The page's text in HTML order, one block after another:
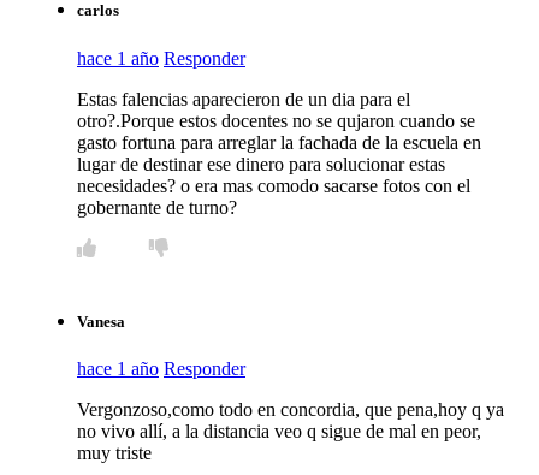
carlos
hace 1 año Responder
Estas falencias aparecieron de un dia para el
otro?.Porque estos docentes no se qujaron cuando se
gasto fortuna para arreglar la fachada de la escuela en
lugar de destinar ese dinero para solucionar estas
necesidades? o era mas comodo sacarse fotos con el
gobernante de turno?
Vanesa
hace 1 año Responder
Vergonzoso,como todo en concordia, que pena,hoy q ya
no vivo allí, a la distancia veo q sigue de mal en peor,
muy triste